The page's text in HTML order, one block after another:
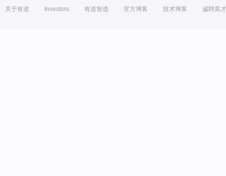
关于有道 Investors 有道智选 官方博客 技术博客 诚聘英才